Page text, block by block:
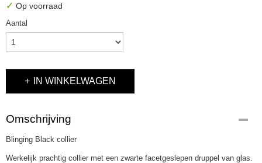
✓ Op voorraad
Aantal
IN WINKELWAGEN
Omschrijving
Blinging Black collier
Werkelijk prachtig collier met een zwarte facetgeslepen druppel van glas.